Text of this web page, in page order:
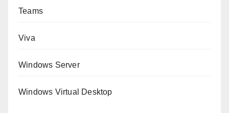
Teams
Viva
Windows Server
Windows Virtual Desktop